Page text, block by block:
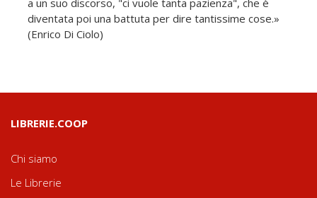
a un suo discorso, "ci vuole tanta pazienza", che è
diventata poi una battuta per dire tantissime cose.»
(Enrico Di Ciolo)
LIBRERIE.COOP
Chi siamo
Le Librerie